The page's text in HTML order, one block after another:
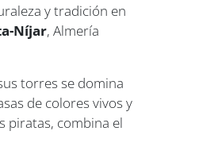
y tradición en
Níjar, Almería
torres se domina
de colores vivos y
piratas, combina el